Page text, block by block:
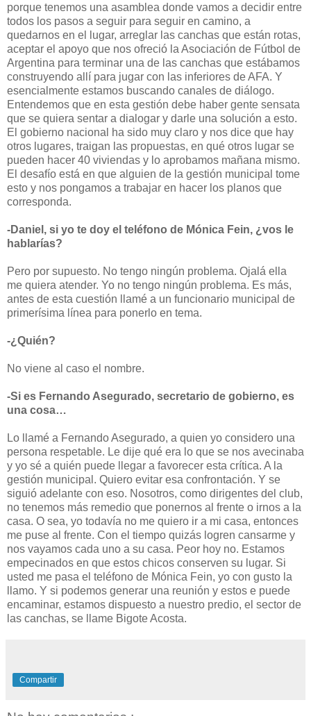
porque tenemos una asamblea donde vamos a decidir entre
todos los pasos a seguir para seguir en camino, a
quedarnos en el lugar, arreglar las canchas que están rotas,
aceptar el apoyo que nos ofreció la Asociación de Fútbol de
Argentina para terminar una de las canchas que estábamos
construyendo allí para jugar con las inferiores de AFA. Y
esencialmente estamos buscando canales de diálogo.
Entendemos que en esta gestión debe haber gente sensata
que se quiera sentar a dialogar y darle una solución a esto.
El gobierno nacional ha sido muy claro y nos dice que hay
otros lugares, traigan las propuestas, en qué otros lugar se
pueden hacer 40 viviendas y lo aprobamos mañana mismo.
El desafío está en que alguien de la gestión municipal tome
esto y nos pongamos a trabajar en hacer los planos que
corresponda.
-Daniel, si yo te doy el teléfono de Mónica Fein, ¿vos le
hablarías?
Pero por supuesto. No tengo ningún problema. Ojalá ella
me quiera atender. Yo no tengo ningún problema. Es más,
antes de esta cuestión llamé a un funcionario municipal de
primerísima línea para ponerlo en tema.
-¿Quién?
No viene al caso el nombre.
-Si es Fernando Asegurado, secretario de gobierno, es
una cosa…
Lo llamé a Fernando Asegurado, a quien yo considero una
persona respetable. Le dije qué era lo que se nos avecinaba
y yo sé a quién puede llegar a favorecer esta crítica. A la
gestión municipal. Quiero evitar esa confrontación. Y se
siguió adelante con eso. Nosotros, como dirigentes del club,
no tenemos más remedio que ponernos al frente o irnos a la
casa. O sea, yo todavía no me quiero ir a mi casa, entonces
me puse al frente. Con el tiempo quizás logren cansarme y
nos vayamos cada uno a su casa. Peor hoy no. Estamos
empecinados en que estos chicos conserven su lugar. Si
usted me pasa el teléfono de Mónica Fein, yo con gusto la
llamo. Y si podemos generar una reunión y estos e puede
encaminar, estamos dispuesto a nuestro predio, el sector de
las canchas, se llame Bigote Acosta.
Compartir